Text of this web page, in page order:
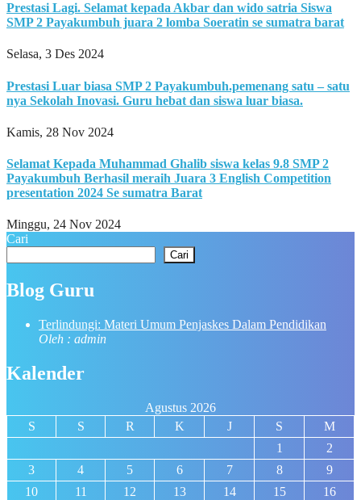
Prestasi Lagi. Selamat kepada Akbar dan wido satria Siswa
SMP 2 Payakumbuh juara 2 lomba Soeratin se sumatra barat
Selasa, 3 Des 2024
Prestasi Luar biasa SMP 2 Payakumbuh.pemenang satu – satu
nya Sekolah Inovasi. Guru hebat dan siswa luar biasa.
Kamis, 28 Nov 2024
Selamat Kepada Muhammad Ghalib siswa kelas 9.8 SMP 2
Payakumbuh Berhasil meraih Juara 3 English Competition
presentation 2024 Se sumatra Barat
Minggu, 24 Nov 2024
Cari
Cari
Blog Guru
Terlindungi: Materi Umum Penjaskes Dalam Pendidikan
Oleh : admin
Kalender
Agustus 2026
S
S R K J S
M
1
2
3
4 5 6 7 8
9
10
11 12 13 14 15 16